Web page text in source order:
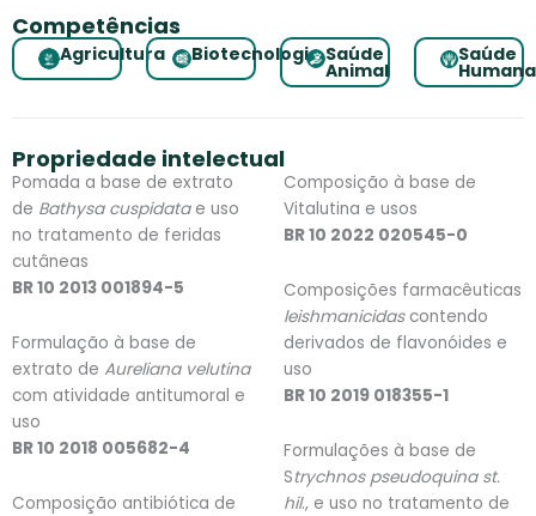
Competências
Agricultura Biotecnologia Saúde
Animal
Saúde
Humana
Propriedade intelectual
Pomada a base de extrato
de Bathysa cuspidatae uso
no tratamento de feridas
cutâneas
BR 10 2013 001894-5
Formulação à base de
extrato de Aureliana velutina
com atividade antitumoral e
uso
BR 10 2018 005682-4
Composição antibiótica de
Composição à base de
Vitalutina e usos
BR 10 2022 020545-0
Composições farmacêuticas
leishmanicidascontendo
derivados de flavonóides e
uso
BR 10 2019 018355-1
Formulações à base de
Strychnos pseudoquina st.
hil., e uso no tratamento de